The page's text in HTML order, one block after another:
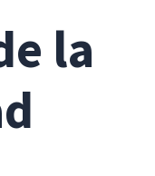
la